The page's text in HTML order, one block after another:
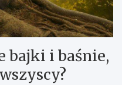
bajki i baśnie,